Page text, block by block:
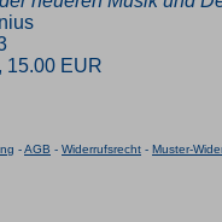
15.00 EUR
-AGB - Widerrufsrecht - Muster-